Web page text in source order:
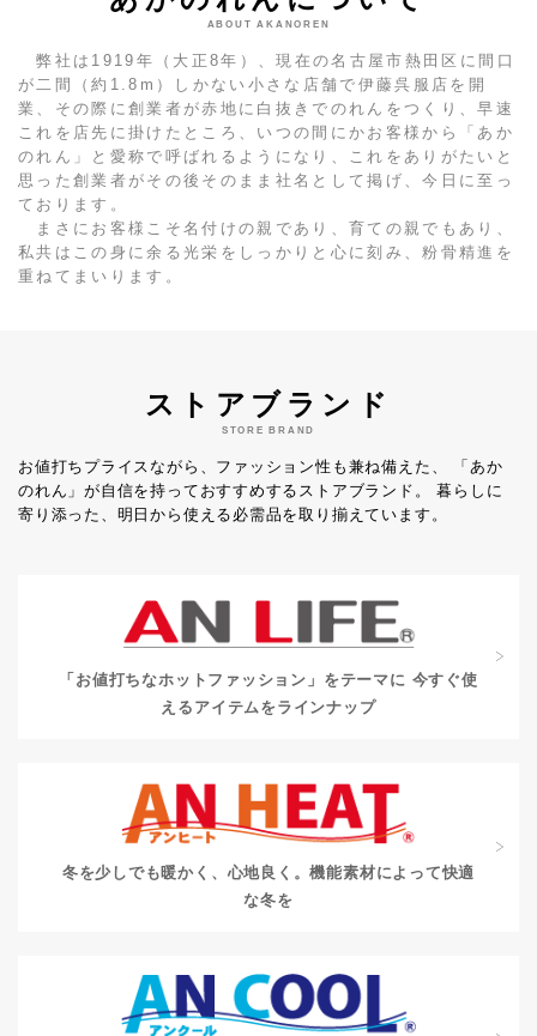
ABOUT AKANOREN
弊社は1919年（大正8年）、現在の名古屋市熱田区に間口
が二間（約1.8m）しかない小さな店舗で伊藤呉服店を開
業、その際に創業者が赤地に白抜きでのれんをつくり、早速
これを店先に掛けたところ、いつの間にかお客様から「あか
のれん」と愛称で呼ばれるようになり、これをありがたいと
思った創業者がその後そのまま社名として掲げ、今日に至っ
ております。
まさにお客様こそ名付けの親であり、育ての親でもあり、
私共はこの身に余る光栄をしっかりと心に刻み、粉骨精進を
重ねてまいります。
ストアブランド
STORE BRAND
お値打ちプライスながら、ファッション性も兼ね備えた、
「あか
のれん」が自信を持っておすすめするストアブランド。
暮らしに
寄り添った、明日から使える必需品を取り揃えています。
「お値打ちなホットファッション」をテーマに 今すぐ使
えるアイテムをラインナップ
冬を少しでも暖かく、心地良く。機能素材によって快適
な冬を